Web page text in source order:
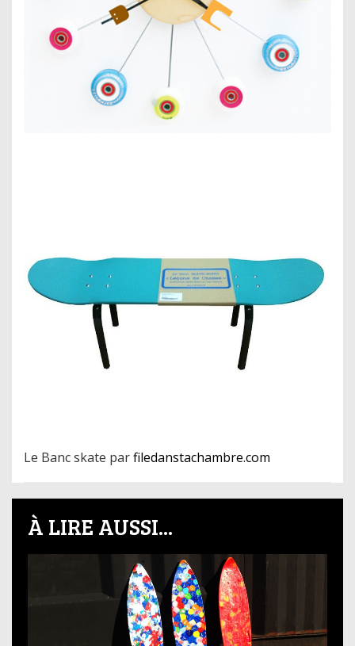
Le Banc skate parfiledanstachambre.com
À LIRE AUSSI...